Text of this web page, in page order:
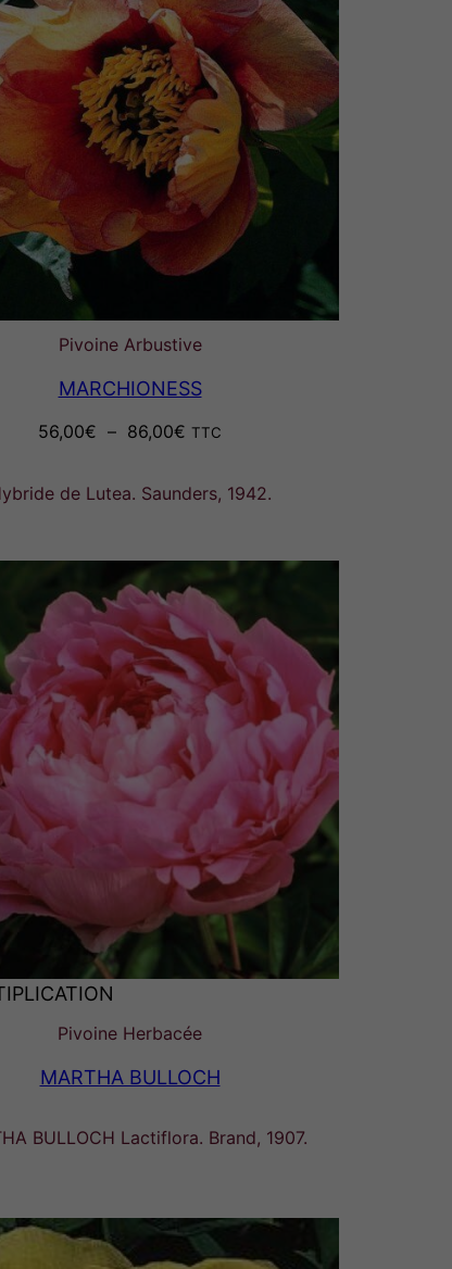
Pivoine Arbustive
MARCHIONESS
56,00€ – 86,00€ Plage
prix :
86,00€
TTC
de Lutea. Saunders, 1942.
Pivoine Herbacée
MARTHA BULLOCH
BULLOCH Lactiflora. Brand, 1907.